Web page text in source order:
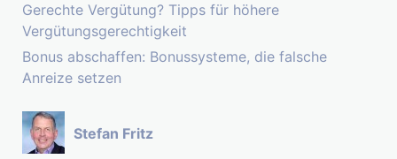
Gerechte Vergütung? Tipps für höhere
Vergütungsgerechtigkeit
Bonus abschaffen: Bonussysteme, die falsche
Anreize setzen
Stefan Fritz